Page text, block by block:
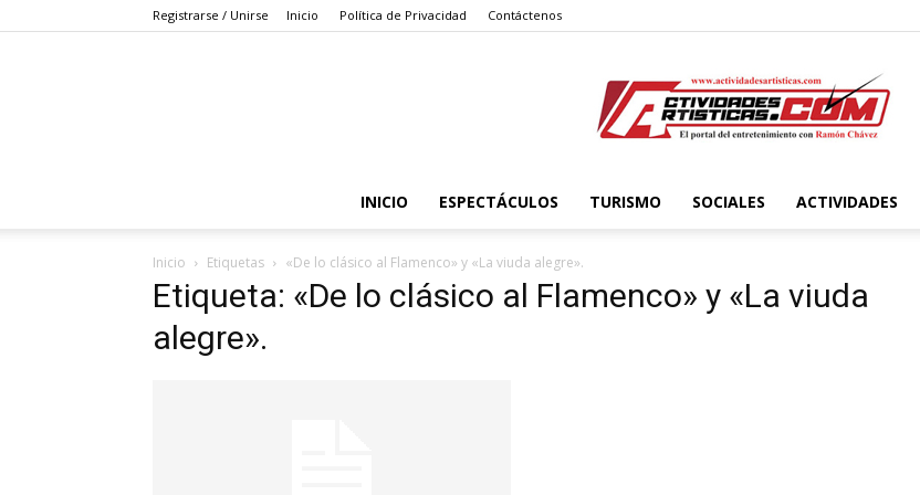
Registrarse / Unirse Inicio Política de Privacidad Contáctenos
Actividadesartisticas.com
INICIO ESPECTÁCULOS TURISMO SOCIALES ACTIVIDADES
Inicio Etiquetas «De lo clásico al Flamenco» y «La viuda alegre».
Etiqueta: «De lo clásico al Flamenco» y «La viuda
alegre».